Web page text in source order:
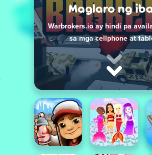
Maglaro ng
Warbrokers.io ay hindi pa
sa mga cellphone at